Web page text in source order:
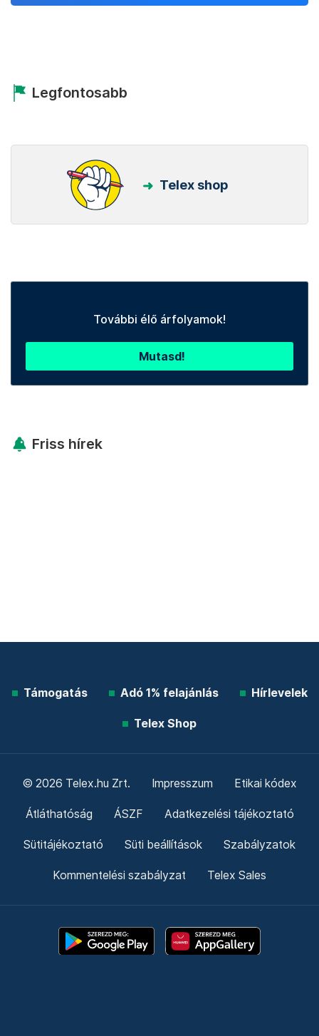
Legfontosabb
Telex shop
További élő árfolyamok!
Mutasd!
Friss hírek
Támogatás Adó 1% felajánlás Hírlevelek
Telex Shop
© 2026 Telex.hu Zrt. Impresszum Etikai kódex
Átláthatóság ÁSZF Adatkezelési tájékoztató
Sütitájékoztató Süti beállítások Szabályzatok
Kommentelési szabályzat Telex Sales